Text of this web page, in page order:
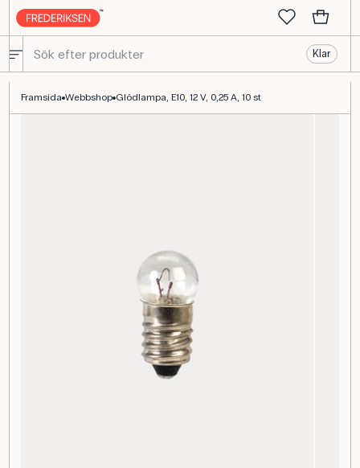
Klar
Framsida Webbshop Glödlampa, E10, 12 V, 0,25 A, 10 st